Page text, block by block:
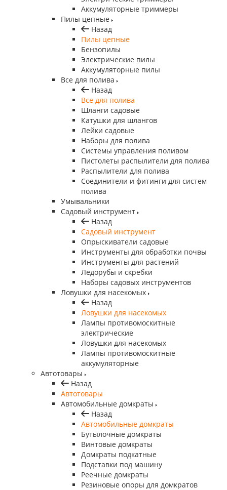
Аккумуляторные триммеры
Пилы цепные
Назад
Пилы цепные
Бензопилы
Электрические пилы
Аккумуляторные пилы
Все для полива
Назад
Все для полива
Шланги садовые
Катушки для шлангов
Лейки садовые
Наборы для полива
Системы управления поливом
Пистолеты распылители для полива
Распылители для полива
Соединители и фитинги для систем
полива
Умывальники
Садовый инструмент
Назад
Садовый инструмент
Опрыскиватели садовые
Инструменты для обработки почвы
Инструменты для растений
Ледорубы и скребки
Наборы садовых инструментов
Ловушки для насекомых
Назад
Ловушки для насекомых
Лампы противомоскитные
электрические
Ловушки для насекомых
Лампы противомоскитные
аккумуляторные
Автотовары
Назад
Автотовары
Автомобильные домкраты
Назад
Автомобильные домкраты
Бутылочные домкраты
Винтовые домкраты
Домкраты подкатные
Подставки под машину
Реечные домкраты
Резиновые опоры для домкратов